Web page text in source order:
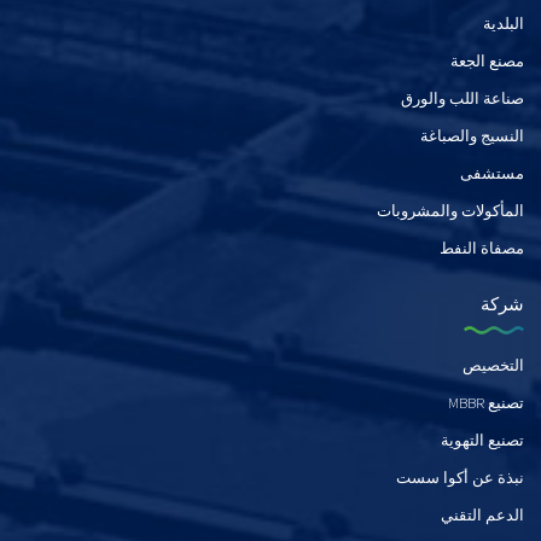
البلدية
مصنع الجعة
صناعة اللب والورق
النسيج والصباغة
مستشفى
المأكولات والمشروبات
مصفاة النفط
شركة
التخصيص
تصنيع MBBR
تصنيع التهوية
نبذة عن أكوا سست
الدعم التقني